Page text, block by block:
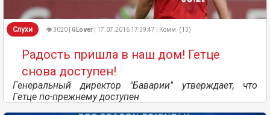
Слухи 👁 3020 | GLover | 17.07.2016 17:39:47 | Комм. (13)
Радость пришла в наш дом! Гетце
снова доступен!
Генеральный директор "Баварии" утверждает, что
Гетце по-прежнему доступен